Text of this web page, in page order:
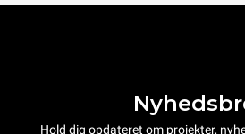
Hold dig opdateret om projekter,